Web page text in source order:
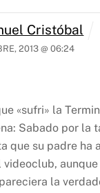
Cristóbal
2013 @ 06:24
«sufri» la
Sabado por la
que su padre ha
videoclub,
la